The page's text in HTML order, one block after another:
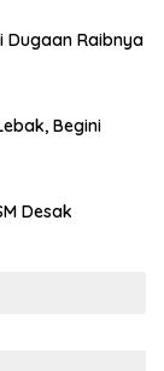
Dugaan Raibnya
Begini
Desak